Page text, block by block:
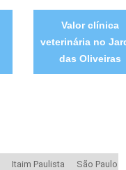
Valor clínica
veterinária no
das Oliveiras
Itaim Paulista São Paulo